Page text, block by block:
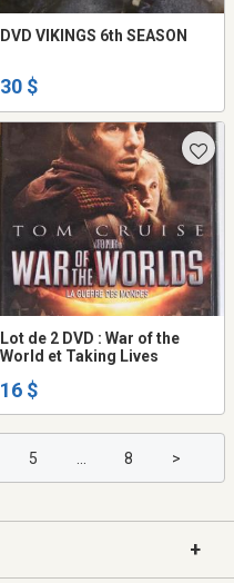
DVD VIKINGS 6th SEASON
30 $
Lot de 2 DVD : War of the
World et Taking Lives
16 $
5 8 >
+